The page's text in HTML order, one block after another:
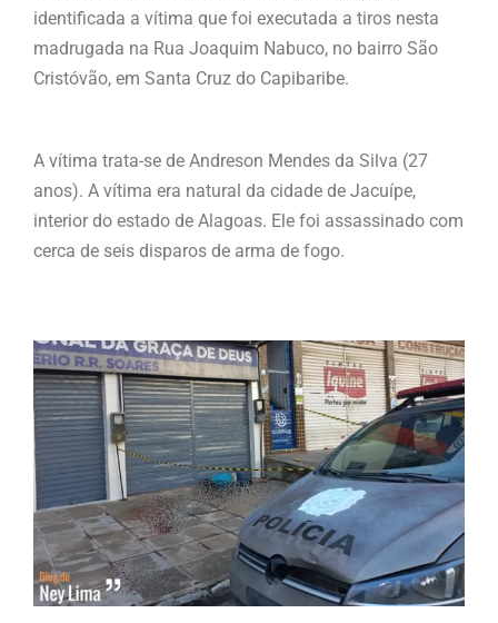
identificada a vítima que foi executada a tiros nesta
madrugada na Rua Joaquim Nabuco, no bairro São
Cristóvão, em Santa Cruz do Capibaribe.
A vítima trata-se de Andreson Mendes da Silva (27
anos). A vítima era natural da cidade de Jacuípe,
interior do estado de Alagoas. Ele foi assassinado com
cerca de seis disparos de arma de fogo.